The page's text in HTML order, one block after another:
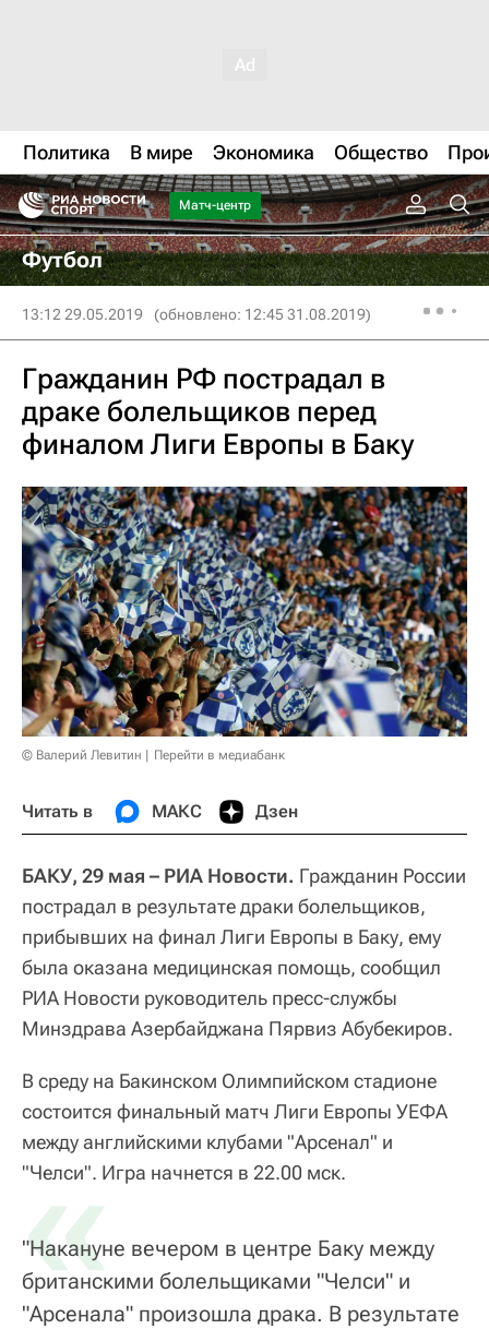
Политика В мире Экономика Общество
Матч-центр
Футбол
13:12 29.05.2019 (обновлено: 12:45 31.08.2019)
Гражданин РФ пострадал в
драке болельщиков перед
финалом Лиги Европы в Баку
© Валерий Левитин Перейти в медиабанк
Читать в МАКС Дзен
БАКУ, 29 мая – РИА Новости. Гражданин России
пострадал в результате драки болельщиков,
прибывших на финал Лиги Европы в Баку, ему
была оказана медицинская помощь, сообщил
РИА Новости руководитель пресс-службы
Минздрава Азербайджана Пярвиз Абубекиров.
В среду на Бакинском Олимпийском стадионе
состоится финальный матч Лиги Европы УЕФА
между английскими клубами "Арсенал" и
"Челси". Игра начнется в 22.00 мск.
«
"Накануне вечером в центре Баку между
британскими болельщиками "Челси" и
"Арсенала" произошла драка. В результате